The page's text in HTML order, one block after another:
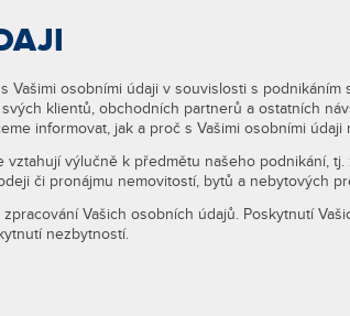
osobními údaji v souvislosti s podnikáním
klientů, obchodních partnerů a ostatních
informovat, jak a proč s Vašimi osobními údaji
výlučně k předmětu našeho podnikání, tj.
či pronájmu nemovitostí, bytů a nebytových
Vašich osobních údajů. Poskytnutí
nezbytností.